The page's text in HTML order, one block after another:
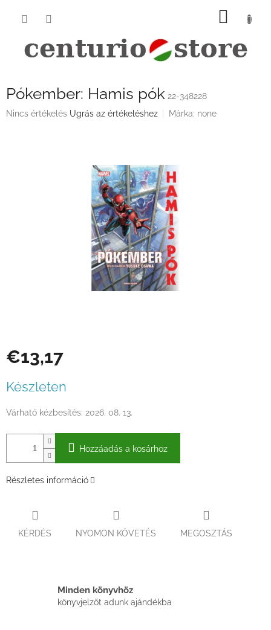
KOSÁR
Pókember: Hamis pók 22-348228
A
Nincs értékelés Ugrás az értékeléshez Márka: none
€13,17
Készleten
Várható kézbesítés: 2026. 08. 13.
Hozzáadás a kosárhoz
Részletes információ
KÉRDÉS NYOMON KÖVETÉS MEGOSZTÁS
Minden könyvhöz
könyvjelzőt adunk ajándékba